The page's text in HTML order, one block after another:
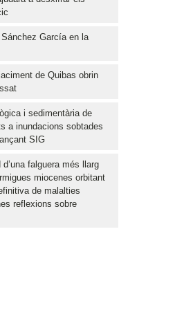
García en la
de Quibas obrin
i sedimentària de
a inundacions sobtades
SIG
falguera més llarg
miocenes orbitant
de malalties
reflexions sobre